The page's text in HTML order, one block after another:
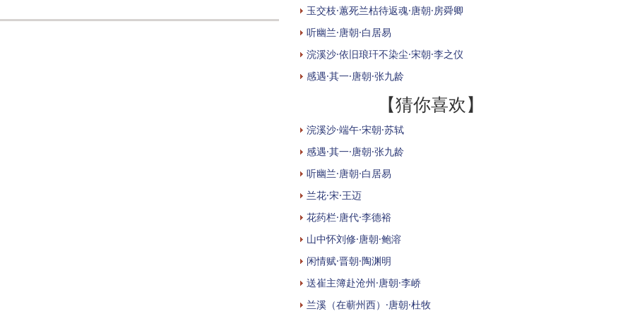
玉交枝·蕙死兰枯待返魂·唐朝·房舜卿
听幽兰·唐朝·白居易
浣溪沙·依旧琅玕不染尘·宋朝·李之仪
感遇·其一·唐朝·张九龄
【猜你喜欢】
浣溪沙·端午·宋朝·苏轼
感遇·其一·唐朝·张九龄
听幽兰·唐朝·白居易
兰花·宋·王迈
花药栏·唐代·李德裕
山中怀刘修·唐朝·鲍溶
闲情赋·晋朝·陶渊明
送崔主簿赴沧州·唐朝·李峤
兰溪（在蕲州西）·唐朝·杜牧